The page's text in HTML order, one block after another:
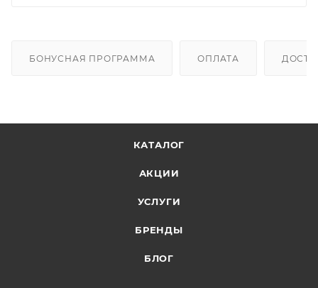
БОНУСНАЯ ПРОГРАММА ОПЛАТА
КАТАЛОГ
АКЦИИ
УСЛУГИ
БРЕНДЫ
БЛОГ